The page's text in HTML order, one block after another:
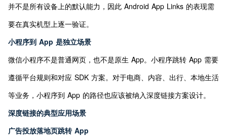
并不是所有设备上的默认能力，因此 Android App Links 的表现需
要在真实机型上逐一验证。
小程序到 App 是独立场景
微信小程序不是普通网页，也不是原生 App。小程序跳转 App 需要
遵循平台规则和对应 SDK 方案。对于电商、内容、出行、本地生活
等业务，小程序到 App 的路径也应该被纳入深度链接方案设计。
深度链接的典型应用场景
广告投放落地页跳转 App